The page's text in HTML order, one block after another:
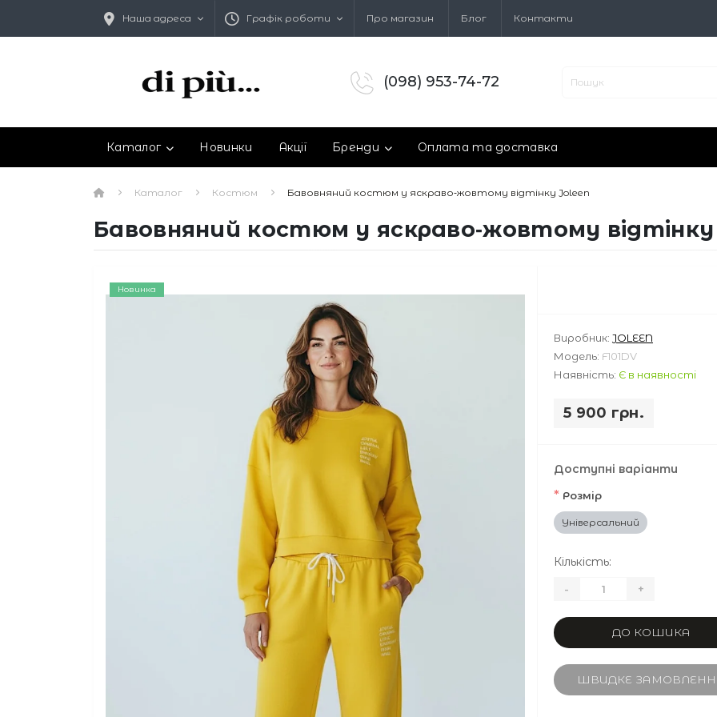
Наша адреса Графік роботи Про магазин Блог Контакти
(098) 953-74-72
Каталог Новинки Акції Бренди Оплата та доставка
Каталог Костюм Бавовняний костюм у яскраво‑жовтому відтінку Joleen
Бавовняний костюм у яскраво‑жовтому
Новинка
Виробник: JOLEEN
Модель: F101DV
Наявність: Є в наявності
5 900 грн.
Доступні варіанти
* Розмір
Універсальний
Кількість:
- +
ДО КОШИКА
ШВИДКЕ